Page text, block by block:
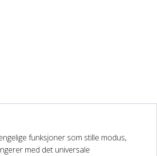
funksjoner som stille modus,
med det universale